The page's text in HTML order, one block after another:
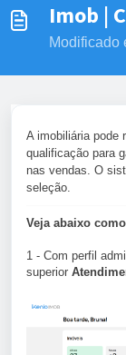
Imob |
Modificado
A imobiliária pode
qualificação para
nas vendas. O
seleção.
Veja abaixo
1 - Com perfil
superior